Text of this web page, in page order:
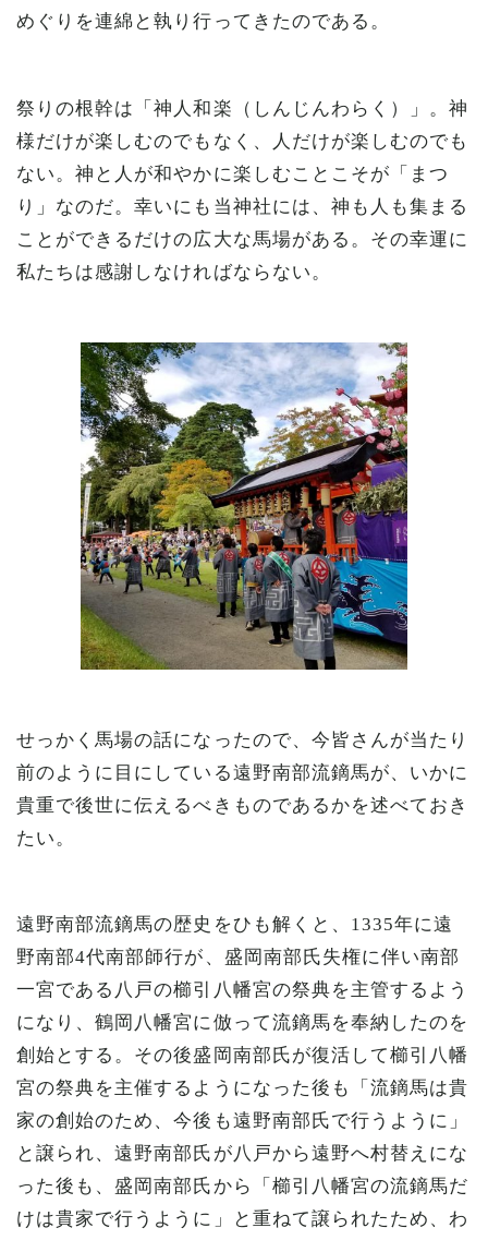
めぐりを連綿と執り行ってきたのである。
祭りの根幹は「神人和楽（しんじんわらく）」。神
様だけが楽しむのでもなく、人だけが楽しむのでも
ない。神と人が和やかに楽しむことこそが「まつ
り」なのだ。幸いにも当神社には、神も人も集まる
ことができるだけの広大な馬場がある。その幸運に
私たちは感謝しなければならない。
せっかく馬場の話になったので、今皆さんが当たり
前のように目にしている遠野南部流鏑馬が、いかに
貴重で後世に伝えるべきものであるかを述べておき
たい。
遠野南部流鏑馬の歴史をひも解くと、1335年に遠
野南部4代南部師行が、盛岡南部氏失権に伴い南部
一宮である八戸の櫛引八幡宮の祭典を主管するよう
になり、鶴岡八幡宮に倣って流鏑馬を奉納したのを
創始とする。その後盛岡南部氏が復活して櫛引八幡
宮の祭典を主催するようになった後も「流鏑馬は貴
家の創始のため、今後も遠野南部氏で行うように」
と譲られ、遠野南部氏が八戸から遠野へ村替えにな
った後も、盛岡南部氏から「櫛引八幡宮の流鏑馬だ
けは貴家で行うように」と重ねて譲られたため、わ